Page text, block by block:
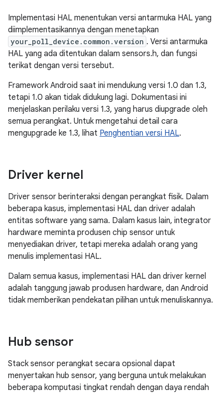
Implementasi HAL menentukan versi antarmuka HAL yang
diimplementasikannya dengan menetapkan
your_poll_device.common.version . Versi antarmuka
HAL yang ada ditentukan dalam sensors.h, dan fungsi
terikat dengan versi tersebut.
Framework Android saat ini mendukung versi 1.0 dan 1.3,
tetapi 1.0 akan tidak didukung lagi. Dokumentasi ini
menjelaskan perilaku versi 1.3, yang harus diupgrade oleh
semua perangkat. Untuk mengetahui detail cara
mengupgrade ke 1.3, lihat Penghentian versi HAL.
Driver kernel
Driver sensor berinteraksi dengan perangkat fisik. Dalam
beberapa kasus, implementasi HAL dan driver adalah
entitas software yang sama. Dalam kasus lain, integrator
hardware meminta produsen chip sensor untuk
menyediakan driver, tetapi mereka adalah orang yang
menulis implementasi HAL.
Dalam semua kasus, implementasi HAL dan driver kernel
adalah tanggung jawab produsen hardware, dan Android
tidak memberikan pendekatan pilihan untuk menuliskannya.
Hub sensor
Stack sensor perangkat secara opsional dapat
menyertakan hub sensor, yang berguna untuk melakukan
beberapa komputasi tingkat rendah dengan daya rendah